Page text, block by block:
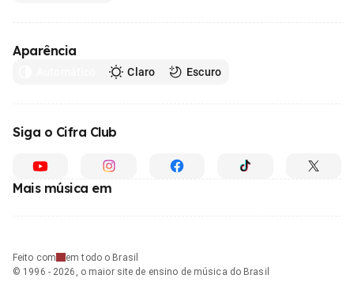
Aparência
Claro Escuro
Siga o Cifra Club
Mais música em
Feito com
em todo o Brasil
© 1996 - 2026, o maior site de ensino de música do Brasil